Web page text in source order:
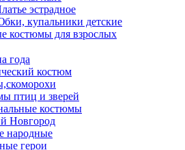
эстрадное
купальники детские
костюмы для взрослых
года
костюм
птиц и зверей
костюмы
Новгород
народные
герои